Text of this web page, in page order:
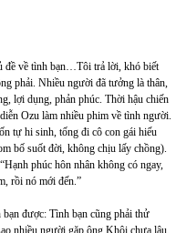
đề về tình bạn…Tôi trả lời, khó biết
phải. Nhiều người đã tưởng là thân,
lợi dụng, phản phúc. Thời hậu chiến
Ozu làm nhiều phim về tình người.
tự hi sinh, tống đi cô con gái hiếu
bố suốt đời, không chịu lấy chồng).
phúc hôn nhân không có ngay,
rồi nó mới đến.”
được: Tình bạn cũng phải thử
nhiều người gặp ông Khôi chưa lâu,